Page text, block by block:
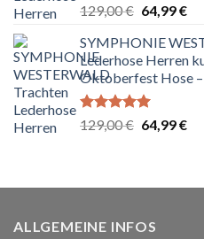
Bewertet
5.00
von 5
129,00€
war:
129,00 €
64,99€
ist:
SYMPHONIE
Lederhose Herren
Oktoberfest Hose
Bewertet
5.00
129,00€ 64,99€
ALLGEMEINE INFOS